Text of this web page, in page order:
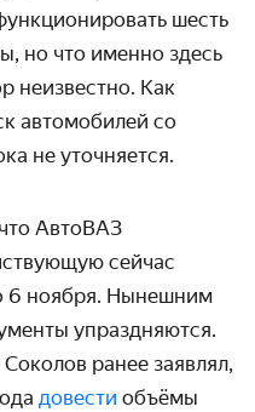
шесть
но что именно здесь
неизвестно. Как
автомобилей со
не уточняется.
АвтоВАЗ
сейчас
6 ноября. Нынешним
упраздняются.
ранее заявлял,
довести объёмы